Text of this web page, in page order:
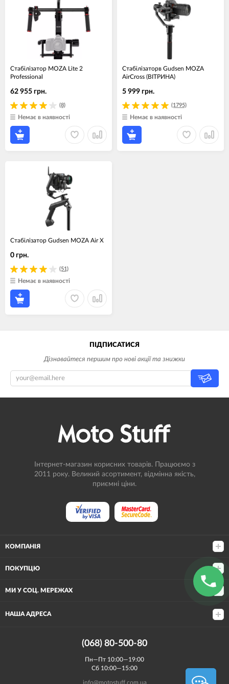
Стабілізатор MOZA Lite 2
Professional
(8)
62 955 грн.
Немає в наявності
Стабілізаторв Gudsen MOZA
AirCross (ВІТРИНА)
(1795)
5 999 грн.
Немає в наявності
Стабілізатор Gudsen MOZA Air X
(51)
0 грн.
Немає в наявності
ПІДПИСАТИСЯ
Дізнавайтеся першим про нові акції та знижки
Інтернет-магазин корисних товарів. Працюємо з
2011 року. Великий асортимент, відмінна якість,
приємні ціни.
КОМПАНІЯ
ПОКУПЦЮ
МИ У СОЦ. МЕРЕЖАХ
НАША АДРЕСА
(068) 80-500-80
Пн—Пт 10:00—19:00
Сб 10:00—15:00
info@motostuff.com.ua